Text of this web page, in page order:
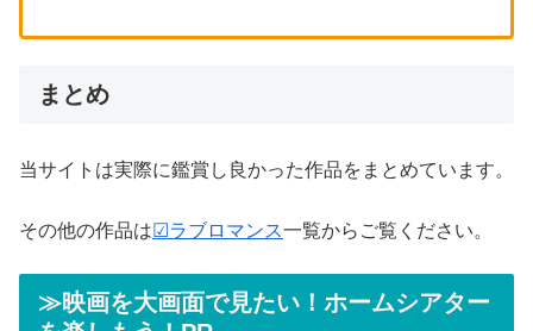
まとめ
当サイトは実際に鑑賞し良かった作品をまとめています。
その他の作品は☑ラブロマンス一覧からご覧ください。
≫映画を大画面で見たい！ホームシアター